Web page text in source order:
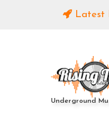
Latest
singolo rub-a-dub
Underground